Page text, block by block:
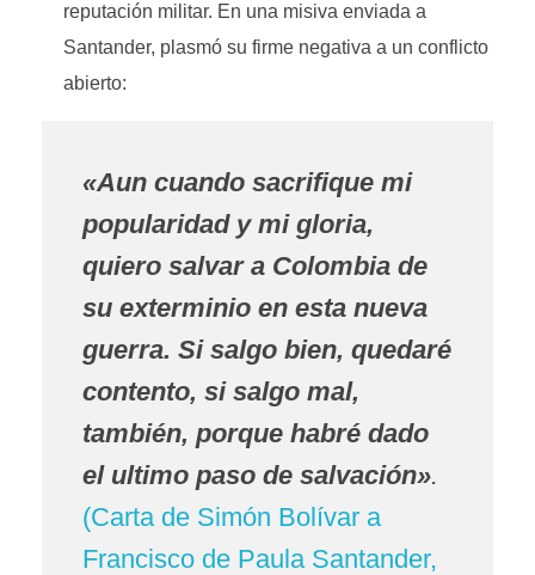
reputación militar. En una misiva enviada a
Santander, plasmó su firme negativa a un conflicto
abierto:
«Aun cuando sacrifique mi
popularidad y mi gloria,
quiero salvar a Colombia de
su exterminio en esta nueva
guerra. Si salgo bien, quedaré
contento, si salgo mal,
también, porque habré dado
el ultimo paso de salvación».
(Carta de Simón Bolívar a
Francisco de Paula Santander,